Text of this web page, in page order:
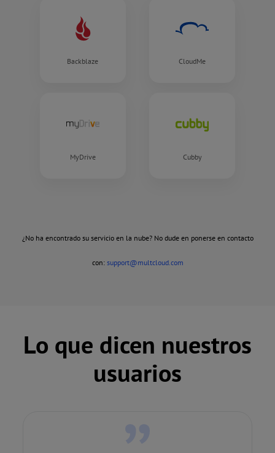
Backblaze CloudMe
MyDrive Cubby
¿No ha encontrado su servicio en la nube? No dude en ponerse en contacto
con: support@multcloud.com
Lo que dicen nuestros
usuarios